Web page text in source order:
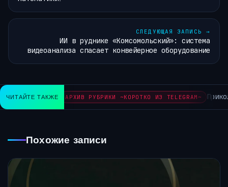
СЛЕДУЮЩАЯ ЗАПИСЬ →
ИИ в руднике «Комсомольский»: система
видеоанализа спасает конвейерное оборудование
ЧИТАЙТЕ ТАКЖЕ АРХИВ РУБРИКИ ~КОРОТКО ИЗ TELEGRAM~
Похожие записи